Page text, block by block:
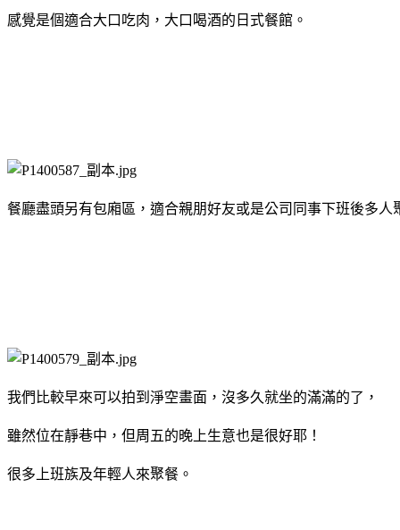
感覺是個適合大口吃肉，大口喝酒的日式餐館。
餐廳盡頭另有包廂區，適合親朋好友或是公司同事下班後多人
我們比較早來可以拍到淨空畫面，沒多久就坐的滿滿的了，
雖然位在靜巷中，但周五的晚上生意也是很好耶！
很多上班族及年輕人來聚餐。